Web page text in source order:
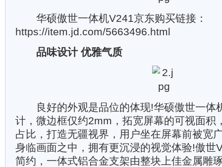
华硕傲世一体机V241京东购买链接：
https://item.jd.com/5663496.html
品味设计 优雅气质
良好的外观是品位的体现!华硕傲世一体
计，微边框仅约2mm，拓宽屏幕的可视面积
占比，打造无疆视界，用户坐在屏幕前被宽
身临画面之中，拥有更沉浸的视觉体验!傲世
简约，一体式铝合金支架由整块上佳金属雕